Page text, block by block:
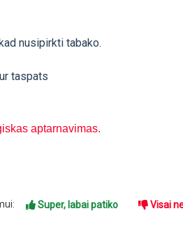
nusipirkti tabako.
taspats
aptarnavimas.
Super, labai patiko Visai